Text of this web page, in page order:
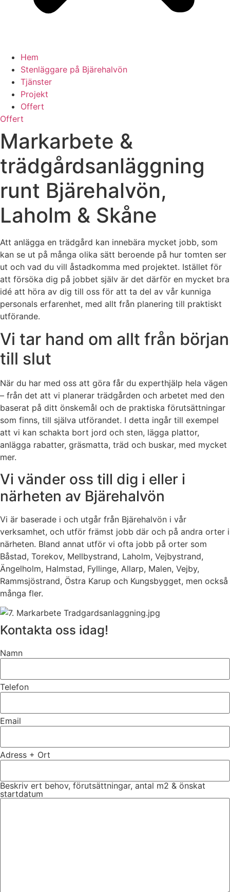
Hem
Stenläggare på Bjärehalvön
Tjänster
Projekt
Offert
Offert
Markarbete &
trädgårdsanläggning
runt Bjärehalvön,
Laholm & Skåne
Att anlägga en trädgård kan innebära mycket jobb, som
kan se ut på många olika sätt beroende på hur tomten ser
ut och vad du vill åstadkomma med projektet. Istället för
att försöka dig på jobbet själv är det därför en mycket bra
idé att höra av dig till oss för att ta del av vår kunniga
personals erfarenhet, med allt från planering till praktiskt
utförande.
Vi tar hand om allt från början
till slut
När du har med oss att göra får du experthjälp hela vägen
– från det att vi planerar trädgården och arbetet med den
baserat på ditt önskemål och de praktiska förutsättningar
som finns, till själva utförandet. I detta ingår till exempel
att vi kan schakta bort jord och sten, lägga plattor,
anlägga rabatter, gräsmatta, träd och buskar, med mycket
mer.
Vi vänder oss till dig i eller i
närheten av Bjärehalvön
Vi är baserade i och utgår från Bjärehalvön i vår
verksamhet, och utför främst jobb där och på andra orter i
närheten. Bland annat utför vi ofta jobb på orter som
Båstad, Torekov, Mellbystrand, Laholm, Vejbystrand,
Ängelholm, Halmstad, Fyllinge, Allarp, Malen, Vejby,
Rammsjöstrand, Östra Karup och Kungsbygget, men också
många fler.
Kontakta oss idag!
Namn
Telefon
Email
Adress + Ort
Beskriv ert behov, förutsättningar, antal m2 & önskat
startdatum